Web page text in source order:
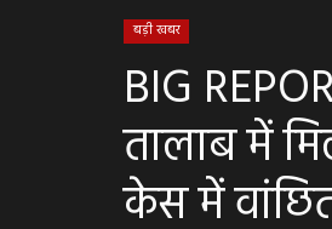
बड़ी खबर
BIG
तालाब में
केस में